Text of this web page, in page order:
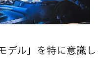
ル」を特に意識し